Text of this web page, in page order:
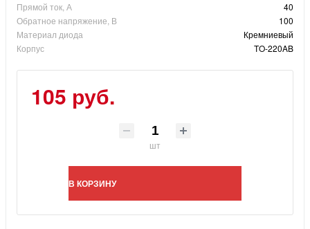
Прямой ток, А
40
Обратное напряжение, В
100
Материал диода
Кремниевый
Корпус
TO-220AB
105 руб.
шт
В КОРЗИНУ